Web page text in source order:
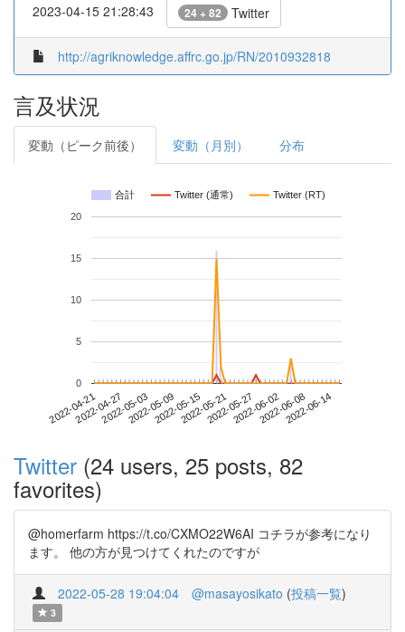
2023-04-15 21:28:43 24 + 82 Twitter
http://agriknowledge.affrc.go.jp/RN/2010932818
言及状況
変動（ピーク前後） 変動（月別） 分布
合計 Twitter (通常) Twitter (RT)
2022-04-212022-04-272022-05-032022-05-092022-05-152022-05-212022-05-272022-06-022022-06-082022-06-14
0
5
10
15
20
Twitter (24 users, 25 posts, 82
favorites)
@homerfarm https://t.co/CXMO22W6AI コチラが参考になり
ます。 他の方が見つけてくれたのですが
2022-05-28 19:04:04 @masayosikato (投稿一覧)
3